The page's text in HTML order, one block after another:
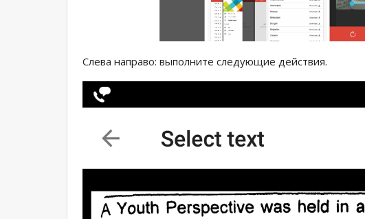
Слева направо: выполните следующие действия.